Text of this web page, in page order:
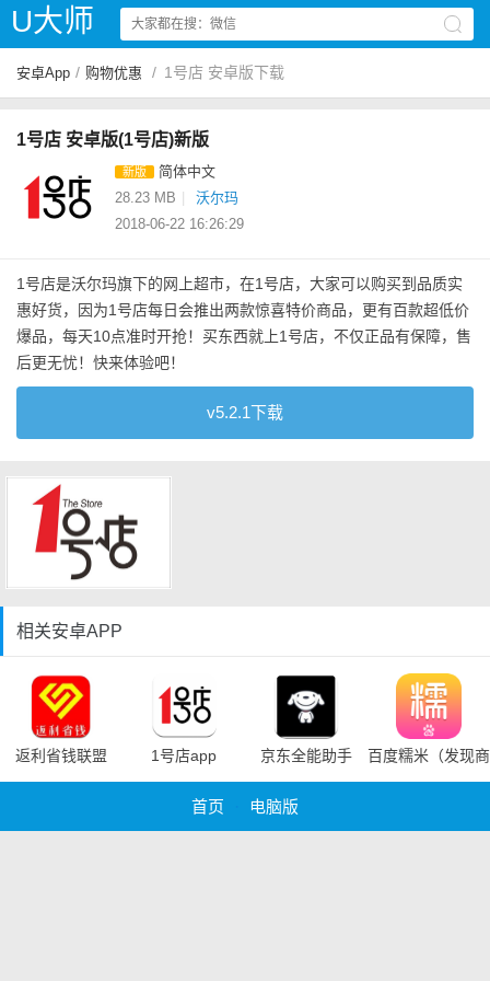
U大师
安卓App / 购物优惠 / 1号店 安卓版下载
1号店 安卓版(1号店)新版
新版
简体中文
28.23 MB
沃尔玛
2018-06-22 16:26:29
1号店是沃尔玛旗下的网上超市，在1号店，大家可以购买到品质实
惠好货，因为1号店每日会推出两款惊喜特价商品，更有百款超低价
爆品，每天10点准时开抢！买东西就上1号店，不仅正品有保障，售
后更无忧！快来体验吧！
v5.2.1下载
相关安卓APP
返利省钱联盟 1号店app 京东全能助手 百度糯米（发现
首页 电脑版